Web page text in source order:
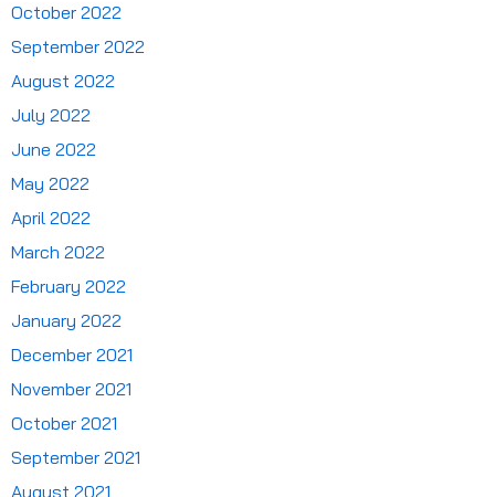
October 2022
September 2022
August 2022
July 2022
June 2022
May 2022
April 2022
March 2022
February 2022
January 2022
December 2021
November 2021
October 2021
September 2021
August 2021